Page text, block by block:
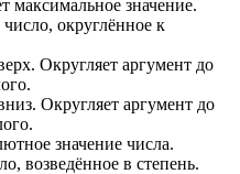
максимальное значение.
округлённое к
Округляет аргумент до
Округляет аргумент до
значение числа.
возведённое в степень.